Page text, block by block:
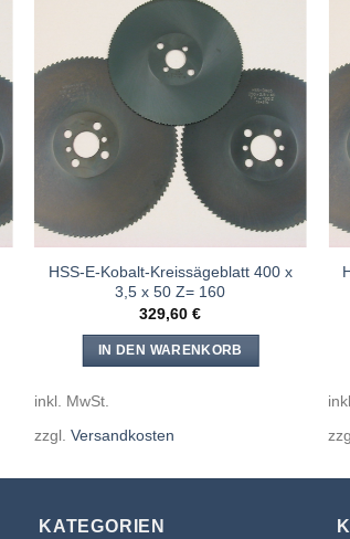
Meine
Sägen
hinzufügen
HSS-E-Kobalt-Kreissägeblatt 400 x
3,5 x 50 Z= 160
329,60€
IN DEN WARENKORB
inkl. MwSt.
zzgl.Versandkosten
KATEGORIEN